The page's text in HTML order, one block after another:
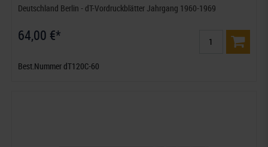
Deutschland Berlin - dT-Vordruckblätter Jahrgang 1960-1969
64,00 €*
Best.Nummer dT120C-60